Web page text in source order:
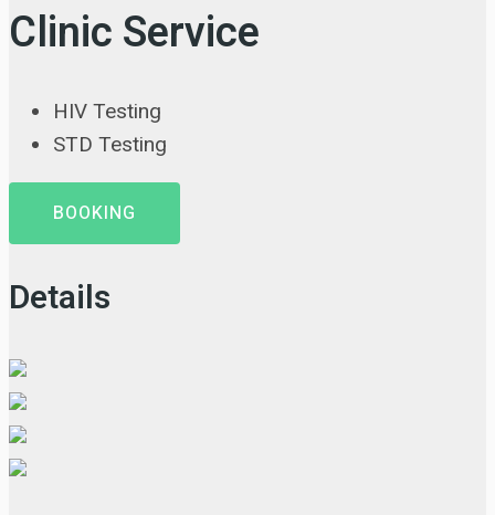
Clinic Service
HIV Testing
STD Testing
BOOKING
Details